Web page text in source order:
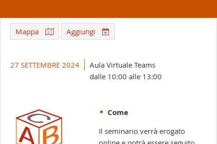
Mappa Aggiungi
-
27 SETTEMBRE 2024
Aula Virtuale Teams
dalle 10:00 alle 13:00
Come
Il seminario verrà erogato